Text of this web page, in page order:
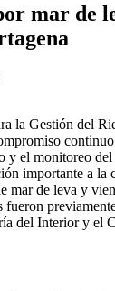
mar de
la Gestión del
y el monitoreo
importante a la
mar de leva y
fueron
del Interior y el